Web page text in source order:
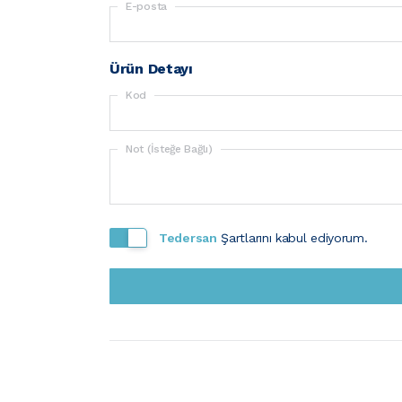
E-posta
Ürün Detayı
Kod
Not (İsteğe Bağlı)
Tedersan Şartlarını kabul ediyorum.